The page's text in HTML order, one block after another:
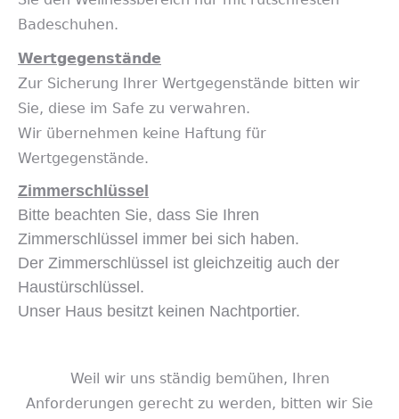
Badeschuhen.
Wertgegenstände
Zur Sicherung Ihrer Wertgegenstände bitten wir
Sie, diese im Safe zu verwahren.
Wir übernehmen keine Haftung für
Wertgegenstände.
Zimmerschlüssel
Bitte beachten Sie, dass Sie Ihren
Zimmerschlüssel immer bei sich haben.
Der Zimmerschlüssel ist gleichzeitig auch der
Haustürschlüssel.
Unser Haus besitzt keinen Nachtportier.
Weil wir uns ständig bemühen, Ihren
Anforderungen gerecht zu werden, bitten wir Sie